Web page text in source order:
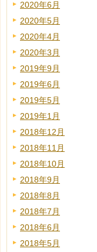
2020年6月
2020年5月
2020年4月
2020年3月
2019年9月
2019年6月
2019年5月
2019年1月
2018年12月
2018年11月
2018年10月
2018年9月
2018年8月
2018年7月
2018年6月
2018年5月